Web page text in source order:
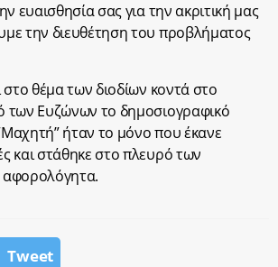
ευαισθησία σας για την ακριτική μας
την διευθέτηση του προβλήματος
στο θέμα των διοδίων κοντά στο
των Ευζώνων το δημοσιογραφικό
ήταν το μόνο που έκανε
και στάθηκε στο πλευρό των
Tweet